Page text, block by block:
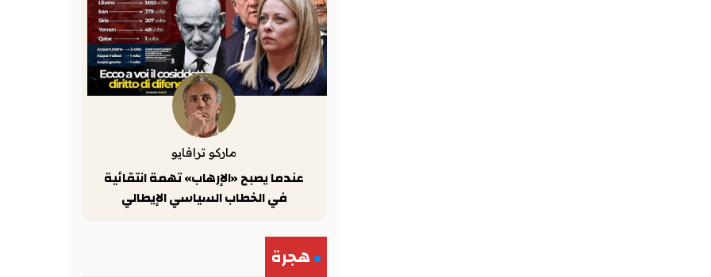
ماركو ترافايو
عندما يصبح «الإرهاب» تهمة انتقائية
في الخطاب السياسي الإيطالي
هجرة